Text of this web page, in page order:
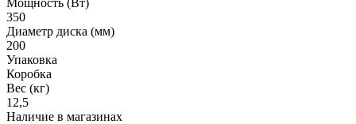
350
Диаметр диска (мм)
200
Упаковка
Коробка
Вес (кг)
12,5
Наличие в магазинах